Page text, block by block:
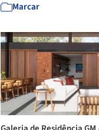
Marcar